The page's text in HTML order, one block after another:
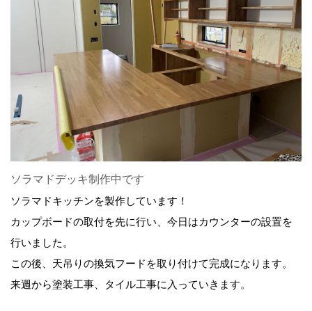
ソラマドデッキ制作中です
ソラマドキッチンを製作しています！
カップボードの取付を先に行い、今日はカウンターの設置を
行いました。
この後、天吊りの換気フードを取り付けて完成になります。
来週から塗装工事、タイル工事に入っていきます。